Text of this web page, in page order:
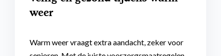
weer
Warm weer vraagt extra aandacht, zeker voor